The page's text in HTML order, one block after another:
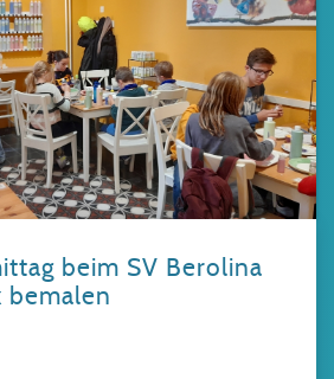
beim SV Berolina
bemalen